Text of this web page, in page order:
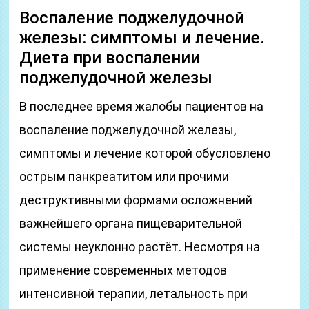
Воспаление поджелудочной
железы: симптомы и лечение.
Диета при воспалении
поджелудочной железы
В последнее время жалобы пациентов на
воспаление поджелудочной железы,
симптомы и лечение которой обусловлено
острым панкреатитом или прочими
деструктивными формами осложнений
важнейшего органа пищеварительной
системы неуклонно растёт. Несмотря на
применение современных методов
интенсивной терапии, летальность при